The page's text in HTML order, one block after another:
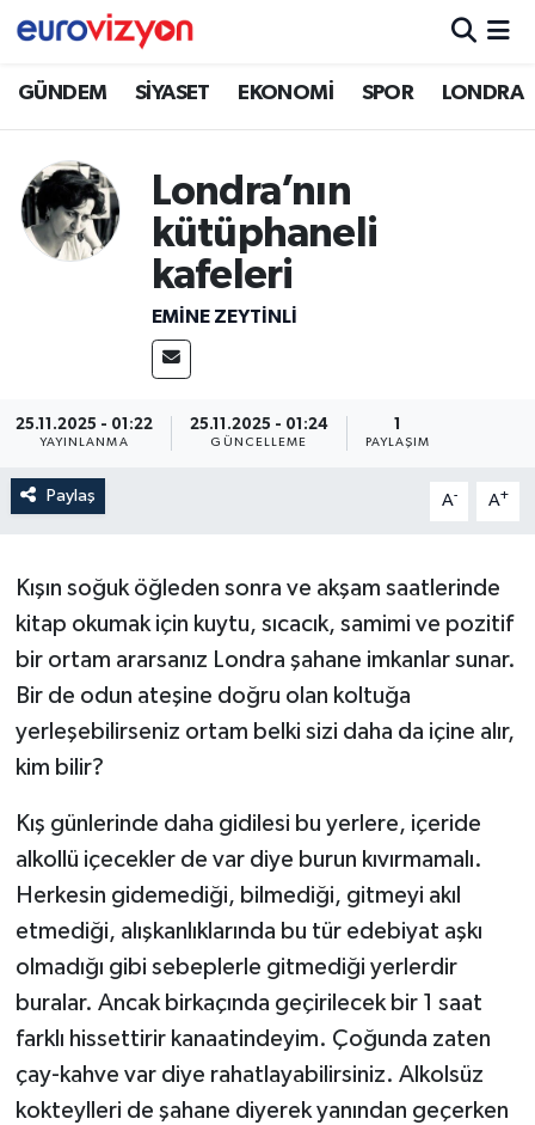
GÜNDEM SİYASET EKONOMİ SPOR LONDRA
Londra’nın
kütüphaneli
kafeleri
EMINE ZEYTİNLİ
25.11.2025 - 01:22
YAYINLANMA
25.11.2025 - 01:24
GÜNCELLEME PAYLAŞIM
Paylaş A- A+
Kışın soğuk öğleden sonra ve akşam saatlerinde
kitap okumak için kuytu, sıcacık, samimi ve pozitif
bir ortam ararsanız Londra şahane imkanlar sunar.
Bir de odun ateşine doğru olan koltuğa
yerleşebilirseniz ortam belki sizi daha da içine alır,
kim bilir?
Kış günlerinde daha gidilesi bu yerlere, içeride
alkollü içecekler de var diye burun kıvırmamalı.
Herkesin gidemediği, bilmediği, gitmeyi akıl
etmediği, alışkanlıklarında bu tür edebiyat aşkı
olmadığı gibi sebeplerle gitmediği yerlerdir
buralar. Ancak birkaçında geçirilecek bir 1 saat
farklı hissettirir kanaatindeyim. Çoğunda zaten
çay-kahve var diye rahatlayabilirsiniz. Alkolsüz
kokteylleri de şahane diyerek yanından geçerken